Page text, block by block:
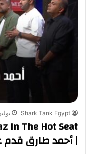
Shark Tank Egypt يوليو 13, 2025
In The Hot Seat
| أحمد طارق